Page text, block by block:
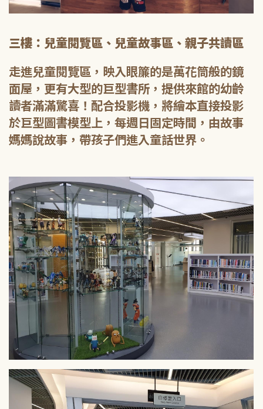
三樓：兒童閱覽區、兒童故事區、親子共讀區
走進兒童閱覽區，映入眼簾的是萬花筒般的鏡
面屋，更有大型的巨型書所，提供來館的幼齡
讀者滿滿驚喜！配合投影機，將繪本直接投影
於巨型圖書模型上，每週日固定時間，由故事
媽媽說故事，帶孩子們進入童話世界。